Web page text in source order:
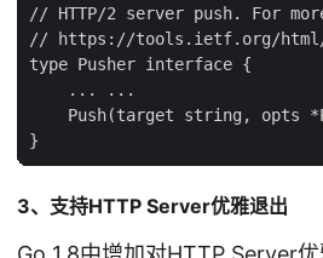
// HTTP/2 server push. For
// https://tools.ietf.org/html/
type Pusher interface {
    ... ...
Push(target string, opts
3、支持HTTP Server优雅退出